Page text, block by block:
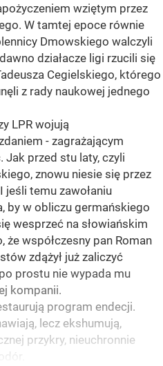
wziętym przez
W tamtej epoce równie
Dmowskiego walczyli
działacze ligi rzucili się
Cegielskiego, którego
z rady naukowej jednego
LPR wojują
- zagrażającym
przed stu laty, czyli
znowu niesie się przez
jeśli temu zawołaniu
by w obliczu germańskiego
wesprzeć na słowiańskim
współczesny pan Roman
zdążył już zaliczyć
prostu nie wypada mu
kompanii.
program endecji.
lecz ekshumują,
przykry, nieuchronnie